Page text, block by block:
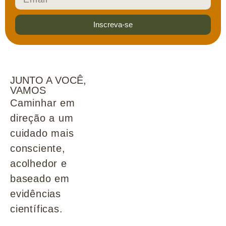
Inscreva-se
JUNTO A VOCÊ,
VAMOS
Caminhar em
direção a um
cuidado mais
consciente,
acolhedor e
baseado em
evidências
científicas.